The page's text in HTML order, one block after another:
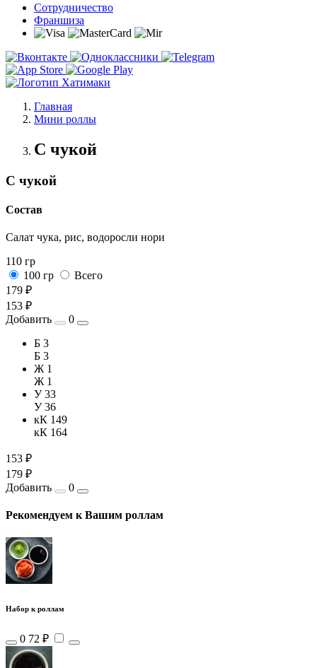
Сотрудничество
Франшиза
Главная
Мини роллы
С чукой
С чукой
Состав
Салат чука, рис, водоросли нори
110 гр
100 гр
Всего
179 ₽
153 ₽
Добавить
0
Б 3
Б 3
Ж 1
Ж 1
У 33
У 36
кК 149
кК 164
153 ₽
179 ₽
Добавить
0
Рекомендуем к Вашим роллам
Набор к роллам
0 72 ₽